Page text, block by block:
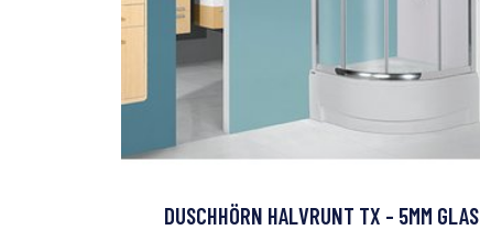
DUSCHHÖRN HALVRUNT TX - 5MM GLAS